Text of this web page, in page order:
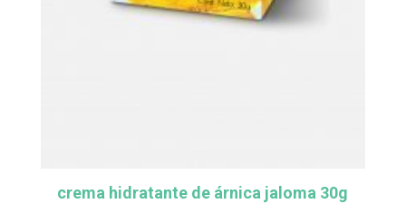
crema hidratante de árnica jaloma 30g